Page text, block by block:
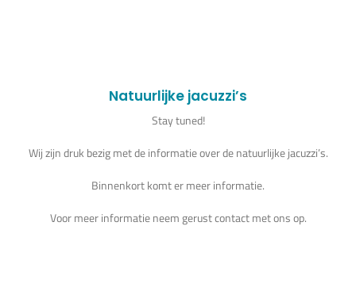
Contact
Natuurlijke jacuzzi’s
Stay tuned!
Wij zijn druk bezig met de informatie over de natuurlijke jacuzzi’s.
Binnenkort komt er meer informatie.
Voor meer informatie neem gerust contact met ons op.